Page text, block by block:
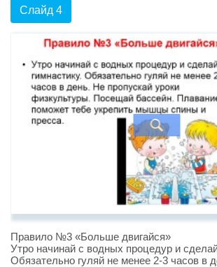
Слайд 4
Правило №3 «Больше двигайся»
Утро начинай с водных процедур и сделай
Обязательно гуляй не менее 2-3 часов в